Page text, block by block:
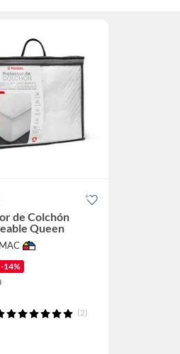
de Colchón
Queen
-14%
(2)